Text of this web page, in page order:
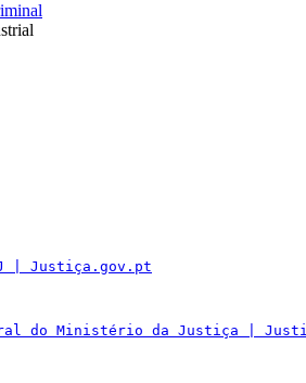
| Justiça.gov.pt
do Ministério da Justiça |